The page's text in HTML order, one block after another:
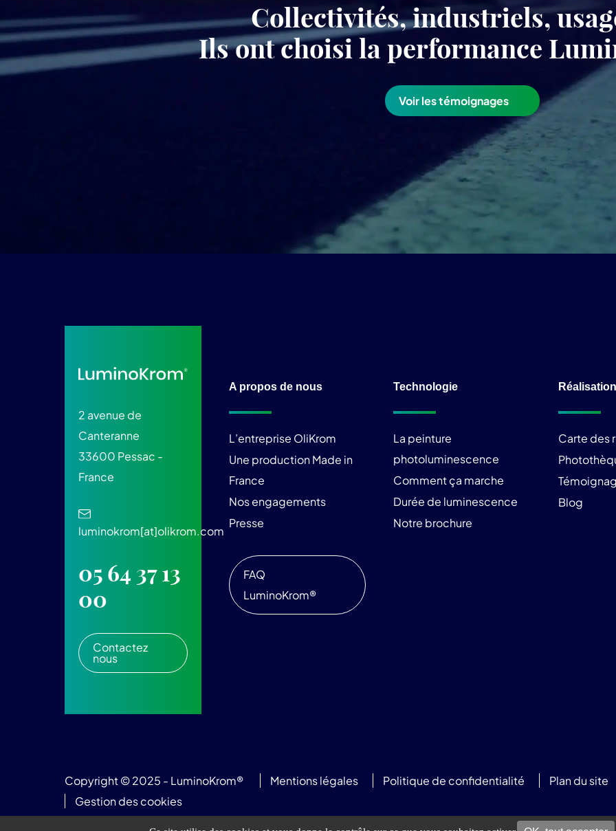
Collectivités, industriels,
Ils ont choisi la performance
Voir les témoignages
2 avenue de
Canteranne
33600 Pessac -
France
luminokrom[at]olikrom.com
05 64 37 13
00
Contactez
nous
A propos de nous
L’entreprise OliKrom
Une production Made in
France
Nos engagements
Presse
FAQ
LuminoKrom®
Technologie
La peinture
photoluminescence
Comment ça marche
Durée de luminescence
Notre brochure
Carte des
Blog
Copyright © 2025 - LuminoKrom® Mentions légales Politique de confidentialité
Plan du site
Gestion des cookies